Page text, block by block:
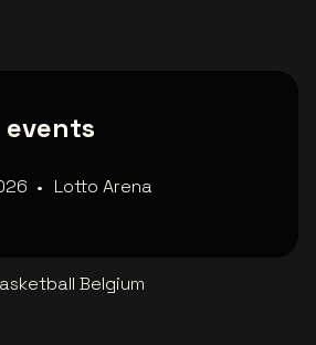
• Lotto Arena
Belgium